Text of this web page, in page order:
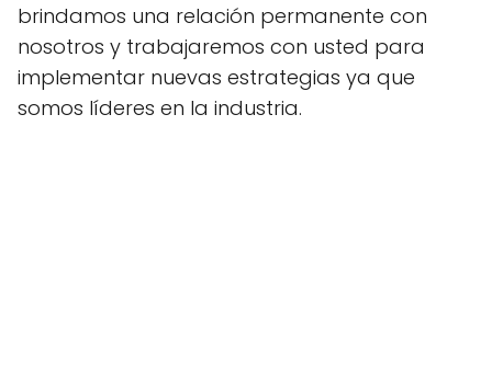
brindamos una relación permanente con
nosotros y trabajaremos con usted para
implementar nuevas estrategias ya que
somos líderes en la industria.